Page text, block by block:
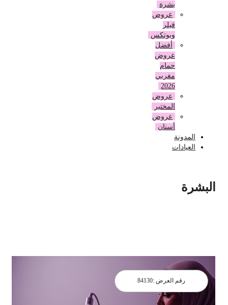
بشرة
عروض
وبوتكس
أفضل
عروض
حمام
مغربي
2026
عروض
المختبر
عروض
أسنان
المدونة
العيادات
البشرة
رقم العرض : 84130